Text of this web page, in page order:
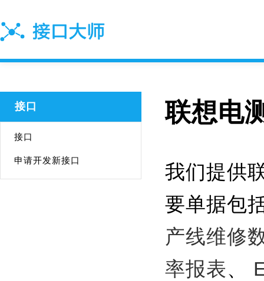
接口
接口
申请开发新接口
联想电
我们提供
要单据包
产线维修
率报表、